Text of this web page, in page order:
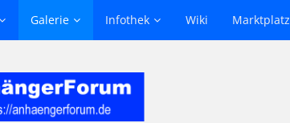
Galerie Infothek Wiki Marktplatz